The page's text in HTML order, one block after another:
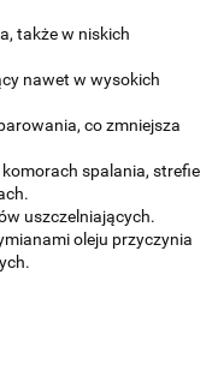
także w niskich
nawet w wysokich
co zmniejsza
spalania, strefie
uszczelniających.
oleju przyczynia